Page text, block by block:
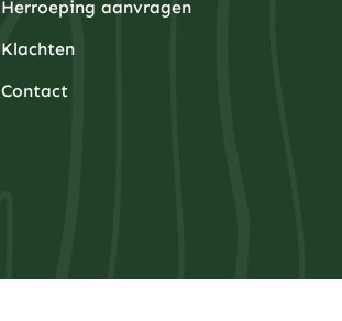
Herroeping aanvragen
Klachten
Contact